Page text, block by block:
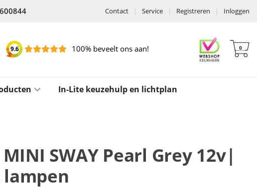
Inloggen
|
Registreren
|
Service
|
Contact
9.6 100% beveelt ons aan! 0
In-Lite keuzehulp en lichtplan
SWAY Pearl Grey 12v|
lampen